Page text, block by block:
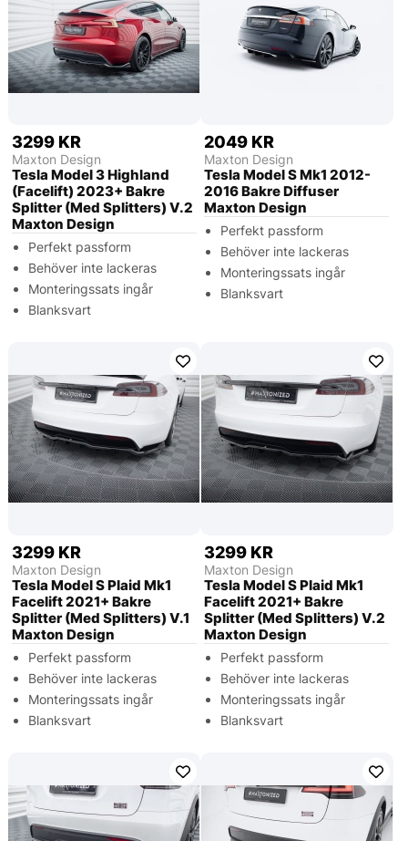
3299 KR
Maxton Design
Tesla Model 3 Highland
(Facelift) 2023+ Bakre
Splitter (Med Splitters) V.2
Maxton Design
Perfekt passform
Behöver inte lackeras
Monteringssats ingår
Blanksvart
2049 KR
Maxton Design
Tesla Model S Mk1 2012-
2016 Bakre Diffuser
Maxton Design
Perfekt passform
Behöver inte lackeras
Monteringssats ingår
Blanksvart
3299 KR
Maxton Design
Tesla Model S Plaid Mk1
Facelift 2021+ Bakre
Splitter (Med Splitters) V.1
Maxton Design
Perfekt passform
Behöver inte lackeras
Monteringssats ingår
Blanksvart
3299 KR
Maxton Design
Tesla Model S Plaid Mk1
Facelift 2021+ Bakre
Splitter (Med Splitters) V.2
Maxton Design
Perfekt passform
Behöver inte lackeras
Monteringssats ingår
Blanksvart